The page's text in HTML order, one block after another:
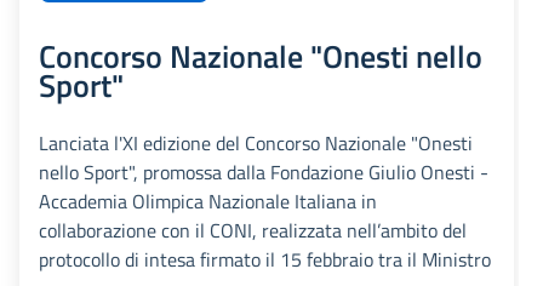
Concorso Nazionale "Onesti nello
Sport"
Lanciata l'XI edizione del Concorso Nazionale "Onesti
nello Sport", promossa dalla Fondazione Giulio Onesti -
Accademia Olimpica Nazionale Italiana in
collaborazione con il CONI, realizzata nell’ambito del
protocollo di intesa firmato il 15 febbraio tra il Ministro